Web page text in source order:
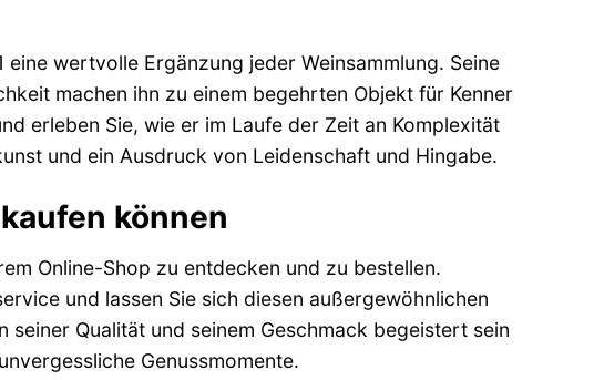
wertvolle Ergänzung jeder Weinsammlung. Seine
machen ihn zu einem begehrten Objekt für Kenner
erleben Sie, wie er im Laufe der Zeit an Komplexität
und ein Ausdruck von Leidenschaft und Hingabe.
können
Online-Shop zu entdecken und zu bestellen.
und lassen Sie sich diesen außergewöhnlichen
Qualität und seinem Geschmack begeistert sein
Genussmomente.